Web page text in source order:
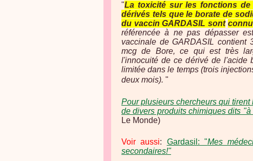
"La toxicité sur les fonctions
dérivés tels que le borate de
du vaccin GARDASIL sont
référencée à ne pas dépasser
vaccinale de GARDASIL contient
mcg de Bore, ce qui est très
l'innocuité de ce dérivé de l'acide
limitée dans le temps (trois
deux mois). "
Pour plusieurs chercheurs qui
de divers produits chimiques dits
Le Monde)
Voir aussi: Gardasil: "Mes
secondaires!"